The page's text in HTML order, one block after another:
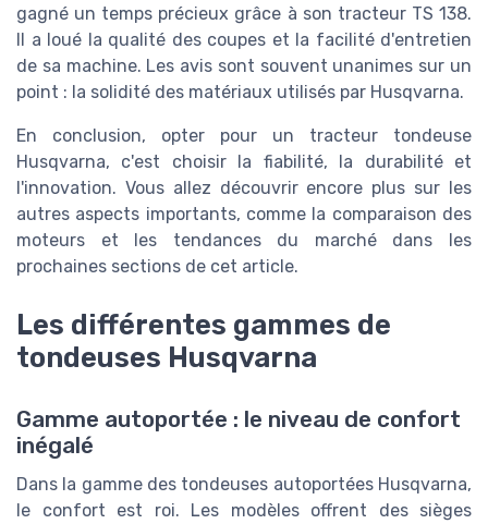
gagné un temps précieux grâce à son tracteur TS 138.
Il a loué la qualité des coupes et la facilité d'entretien
de sa machine. Les avis sont souvent unanimes sur un
point : la solidité des matériaux utilisés par Husqvarna.
En conclusion, opter pour un tracteur tondeuse
Husqvarna, c'est choisir la fiabilité, la durabilité et
l'innovation. Vous allez découvrir encore plus sur les
autres aspects importants, comme la comparaison des
moteurs et les tendances du marché dans les
prochaines sections de cet article.
Les différentes gammes de
tondeuses Husqvarna
Gamme autoportée : le niveau de confort
inégalé
Dans la gamme des tondeuses autoportées Husqvarna,
le confort est roi. Les modèles offrent des sièges